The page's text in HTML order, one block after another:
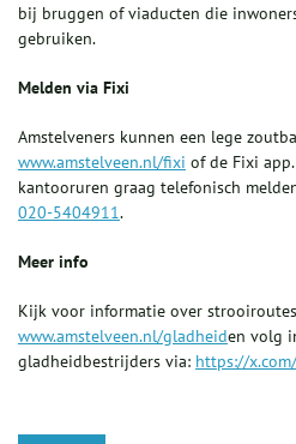
bij bruggen of viaducten die
gebruiken.
Melden via Fixi
Amstelveners kunnen een lege
www.amstelveen.nl/fixi of de Fixi
kantooruren graag telefonisch
020-5404911.
Meer info
Kijk voor informatie over
www.amstelveen.nl/gladheiden volg
gladheidbestrijders via: https://